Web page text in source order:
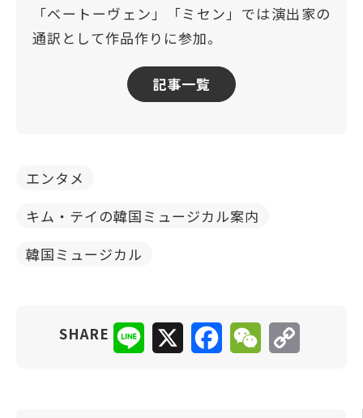
「ベートーヴェン」「ミセン」では演出家の
通訳として作品作りに参加。
記事一覧
エンタメ
キム・テイの韓国ミュージカル案内
韓国ミュージカル
SHARE Line FacebookWeChat